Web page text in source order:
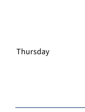
Thursday